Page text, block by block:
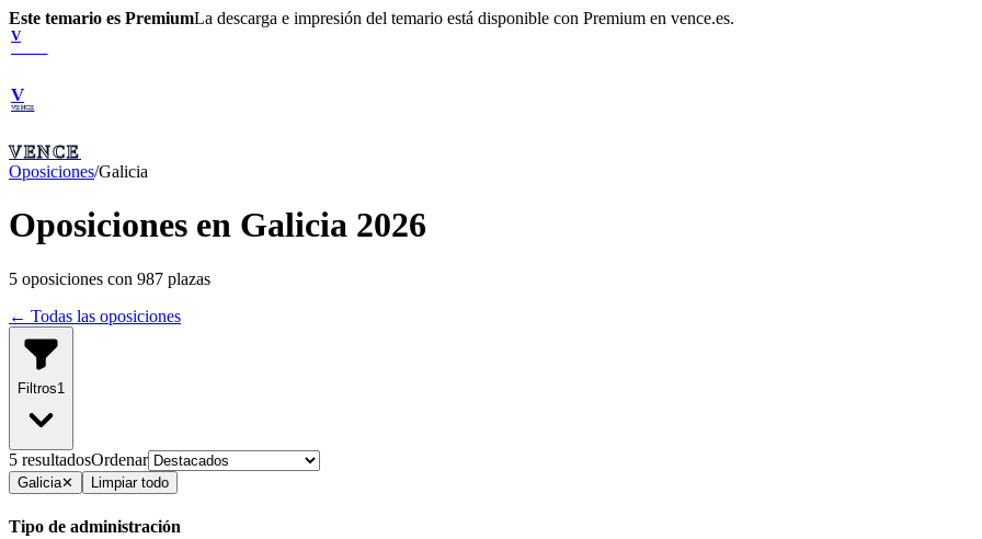
Este temario es PremiumLa descarga e impresión del temario está disponible con Premium en vence.es.
V
V
VENCE
VENCE
Oposiciones/Galicia
Oposiciones en Galicia 2026
5 oposiciones con 987 plazas
← Todas las oposiciones
Filtros1
5 resultadosOrdenar
Galicia✕ Limpiar todo
Tipo de administración